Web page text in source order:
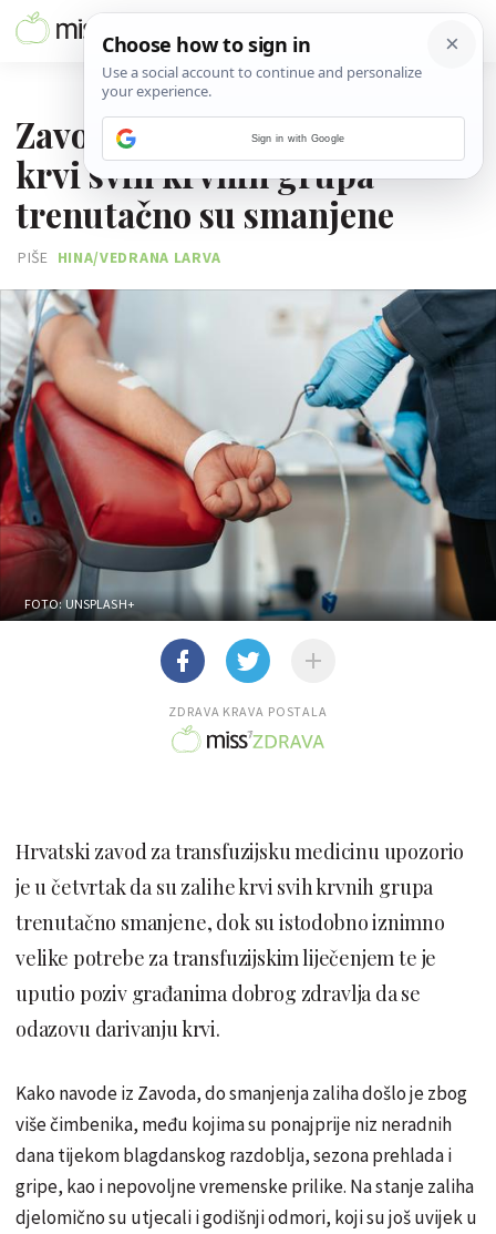
Zavod za transfuziju: Zalihe
krvi svih krvnih grupa
trenutačno su smanjene
PIŠE HINA/VEDRANA LARVA
FOTO: UNSPLASH+
ZDRAVA KRAVA POSTALA
Hrvatski zavod za transfuzijsku medicinu upozorio
je u četvrtak da su zalihe krvi svih krvnih grupa
trenutačno smanjene, dok su istodobno iznimno
velike potrebe za transfuzijskim liječenjem te je
uputio poziv građanima dobrog zdravlja da se
odazovu darivanju krvi.
Kako navode iz Zavoda, do smanjenja zaliha došlo je zbog
više čimbenika, među kojima su ponajprije niz neradnih
dana tijekom blagdanskog razdoblja, sezona prehlada i
gripe, kao i nepovoljne vremenske prilike. Na stanje zaliha
djelomično su utjecali i godišnji odmori, koji su još uvijek u
Sign in with Google